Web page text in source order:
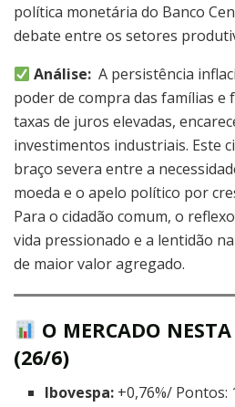
política monetária do Banco
debate entre os setores
Análise:A persistência
poder de compra das famílias e
taxas de juros elevadas,
investimentos industriais. Este
braço severa entre a
moeda e o apelo político por
Para o cidadão comum, o
vida pressionado e a lentidão
de maior valor agregado.
O MERCADO
(26/6)
Ibovespa: +0,76%/ Pontos: